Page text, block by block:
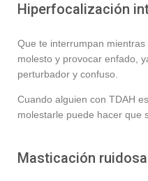
Hiperfocalización
Que te interrumpan
molesto y provocar enfado,
perturbador y confuso.
Cuando alguien con TDAH
molestarle puede hacer que
Masticación ruidosa